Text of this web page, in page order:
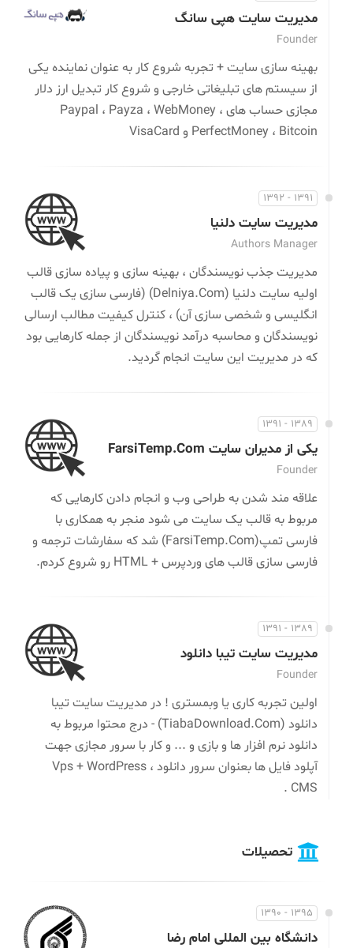
مدیریت سایت هپی سانگ
Founder
بهینه سازی سایت + تجربه شروع کار به عنوان نماینده یکی
از سیستم های تبلیغاتی خارجی و شروع کار تبدیل ارز دلار
مجازی حساب های Paypal ، Payza ، WebMoney ،
PerfectMoney ، Bitcoin و VisaCard
1391 - 1392
مدیریت سایت دلنیا
Authors Manager
مدیریت جذب نویسندگان ، بهینه سازی و پیاده سازی قالب
اولیه سایت دلنیا (Delniya.Com) (فارسی سازی یک قالب
انگلیسی و شخصی سازی آن) ، کنترل کیفیت مطالب ارسالی
نویسندگان و محاسبه درآمد نویسندگان از جمله کارهایی بود
که در مدیریت این سایت انجام گردید.
1389 - 1391
یکی از مدیران سایت FarsiTemp.Com
Founder
علاقه مند شدن به طراحی وب و انجام دادن کارهایی که
مربوط به قالب یک سایت می شود منجر به همکاری با
فارسی تمپ(FarsiTemp.Com) شد که سفارشات ترجمه و
فارسی سازی قالب های وردپرس + HTML رو شروع کردم.
1389 - 1391
مدیریت سایت تیبا دانلود
Founder
اولین تجربه کاری یا وبمستری ! در مدیریت سایت تیبا
دانلود (TiabaDownload.Com) - درج محتوا مربوط به
دانلود نرم افزار ها و بازی و ... و کار با سرور مجازی جهت
آپلود فایل ها بعنوان سرور دانلود ، Vps + WordPress
CMS .
تحصیلات
1395 - 1390
دانشگاه بین المللی امام رضا